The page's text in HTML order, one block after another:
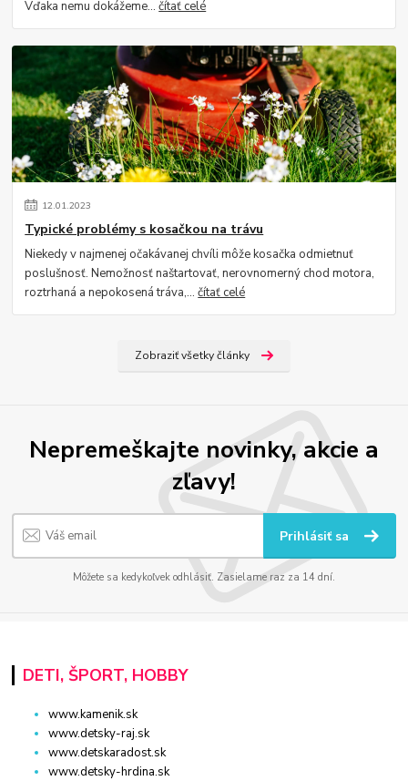
Vďaka nemu dokážeme...čítať celé
12.01.2023
Typické problémy s kosačkou na trávu
Niekedy v najmenej očakávanej chvíli môže kosačka odmietnuť
poslušnosť. Nemožnosť naštartovať, nerovnomerný chod motora,
roztrhaná a nepokosená tráva,...čítať celé
Zobraziť všetky články
Nepremeškajte novinky, akcie a
zľavy!
Prihlásiť sa
Môžete sa kedykoľvek odhlásiť. Zasielame raz za 14 dní.
DETI, ŠPORT, HOBBY
www.kamenik.sk
www.detsky-raj.sk
www.detskaradost.sk
www.detsky-hrdina.sk